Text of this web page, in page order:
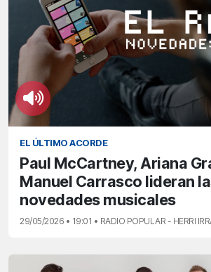
EL ÚLTIMO ACORDE
Paul McCartney, Ariana
Manuel Carrasco lideran
novedades musicales
29/05/2026 • 19:01 • RADIO POPULAR - HERRI